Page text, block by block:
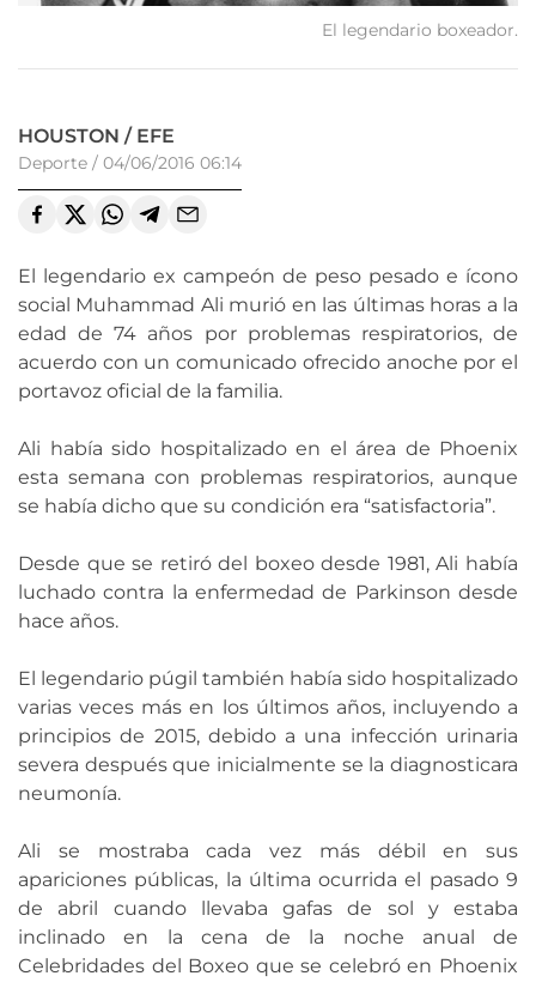
El legendario boxeador.
HOUSTON / EFE
Deporte / 04/06/2016 06:14
El legendario ex campeón de peso pesado e ícono
social Muhammad Ali murió en las últimas horas a la
edad de 74 años por problemas respiratorios, de
acuerdo con un comunicado ofrecido anoche por el
portavoz oficial de la familia.
Ali había sido hospitalizado en el área de Phoenix
esta semana con problemas respiratorios, aunque
se había dicho que su condición era “satisfactoria”.
Desde que se retiró del boxeo desde 1981, Ali había
luchado contra la enfermedad de Parkinson desde
hace años.
El legendario púgil también había sido hospitalizado
varias veces más en los últimos años, incluyendo a
principios de 2015, debido a una infección urinaria
severa después que inicialmente se la diagnosticara
neumonía.
Ali se mostraba cada vez más débil en sus
apariciones públicas, la última ocurrida el pasado 9
de abril cuando llevaba gafas de sol y estaba
inclinado en la cena de la noche anual de
Celebridades del Boxeo que se celebró en Phoenix